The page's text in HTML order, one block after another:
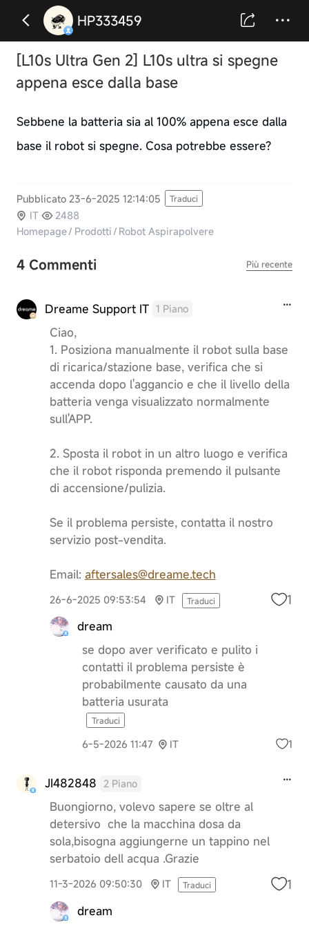
HP333459
[L10s Ultra Gen 2] L10s ultra si spegne
appena esce dalla base
Sebbene la batteria sia al 100% appena esce dalla
base il robot si spegne. Cosa potrebbe essere?
Pubblicato 23-6-2025 12:14:05 Traduci
IT
2488
Homepage/ Prodotti/ Robot Aspirapolvere
4 Commenti Più recente
Dreame Support IT 1 Piano
Ciao,
1. Posiziona manualmente il robot sulla base
di ricarica/stazione base, verifica che si
accenda dopo l'aggancio e che il livello della
batteria venga visualizzato normalmente
sull'APP.
2. Sposta il robot in un altro luogo e verifica
che il robot risponda premendo il pulsante
di accensione/pulizia.
Se il problema persiste, contatta il nostro
servizio post-vendita.
Email: aftersales@dreame.tech
26-6-2025 09:53:54 IT Traduci 1
dream
se dopo aver verificato e pulito i
contatti il problema persiste è
probabilmente causato da una
batteria usurata
Traduci
6-5-2026 11:47 IT 1
JI482848 2 Piano
Buongiorno, volevo sapere se oltre al
detersivo che la macchina dosa da
sola,bisogna aggiungerne un tappino nel
serbatoio dell acqua .Grazie
11-3-2026 09:50:30 IT Traduci 1
dream